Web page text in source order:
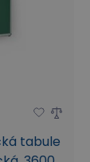
tabule